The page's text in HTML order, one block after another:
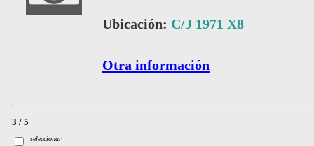
Ubicación: C/J 1971 X8
Otra información
3 / 5
seleccionar